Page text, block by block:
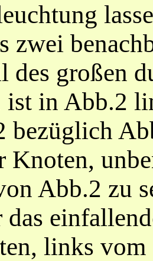
zwei
des großen
in Abb.2
bezüglich
Knoten,
Abb.2 zu
das
links